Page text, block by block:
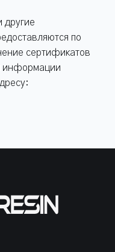
другие
по
сертификатов
информации